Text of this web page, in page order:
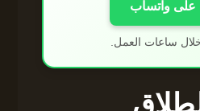
على واتساب
ساعات العمل.